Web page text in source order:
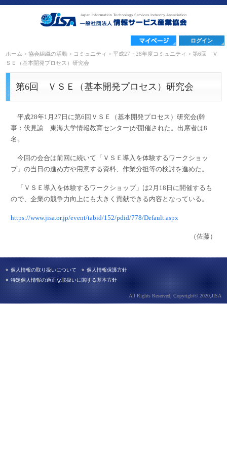
ログイン
ホーム >協会組織の活動 > コミュニティ >平成27・28年度コミュニティ >第6回 Ｖ
ＳＥ（基本開発プロセス）研究会
第6回 ＶＳＥ（基本開発プロセス）研究会
平成28年1月27日に第6回ＶＳＥ（基本開発プロセス）研究会(幹
事：伏見諭 東海大学情報教育センター)が開催された。出席者は8
名。
今回の会合は前回に続いて「ＶＳＥ導入を体験するワークショッ
プ」の当日の進め方や用意する資料、作業分担等の検討を進めた。
「ＶＳＥ導入を体験するワークショップ」は2月18日に開催するも
ので、企業の競争力向上にも大きく貢献できる内容となっている。
https://www.jisa.or.jp/event/tabid/152/pdid/778/Default.aspx
（佐藤）
個人情報の取り扱いについて
個人情報保護方針
特定個人情報の適正な取扱いに関する基本方針
All Rights Reserved, Copyright© 2020,JISA